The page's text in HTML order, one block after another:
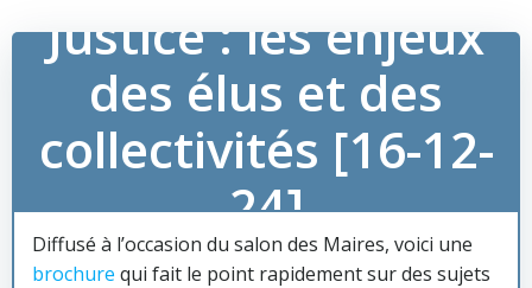
Justice : les enjeux
des élus et des
collectivités [16-12-
24]
Diffusé à l’occasion du salon des Maires, voici une
brochure qui fait le point rapidement sur des sujets